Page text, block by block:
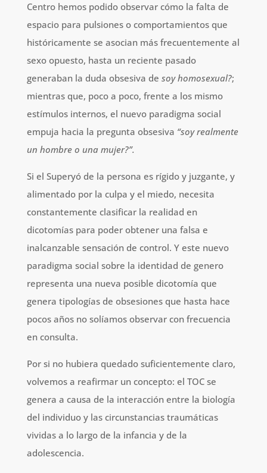
Centro hemos podido observar cómo la falta de
espacio para pulsiones o comportamientos que
históricamente se asocian más frecuentemente al
sexo opuesto, hasta un reciente pasado
generaban la duda obsesiva de soy homosexual?;
mientras que, poco a poco, frente a los mismo
estímulos internos, el nuevo paradigma social
empuja hacia la pregunta obsesiva “soy realmente
un hombre o una mujer?”.
Si el Superyó de la persona es rígido y juzgante, y
alimentado por la culpa y el miedo, necesita
constantemente clasificar la realidad en
dicotomías para poder obtener una falsa e
inalcanzable sensación de control. Y este nuevo
paradigma social sobre la identidad de genero
representa una nueva posible dicotomía que
genera tipologías de obsesiones que hasta hace
pocos años no solíamos observar con frecuencia
en consulta.
Por si no hubiera quedado suficientemente claro,
volvemos a reafirmar un concepto: el TOC se
genera a causa de la interacción entre la biología
del individuo y las circunstancias traumáticas
vividas a lo largo de la infancia y de la
adolescencia.